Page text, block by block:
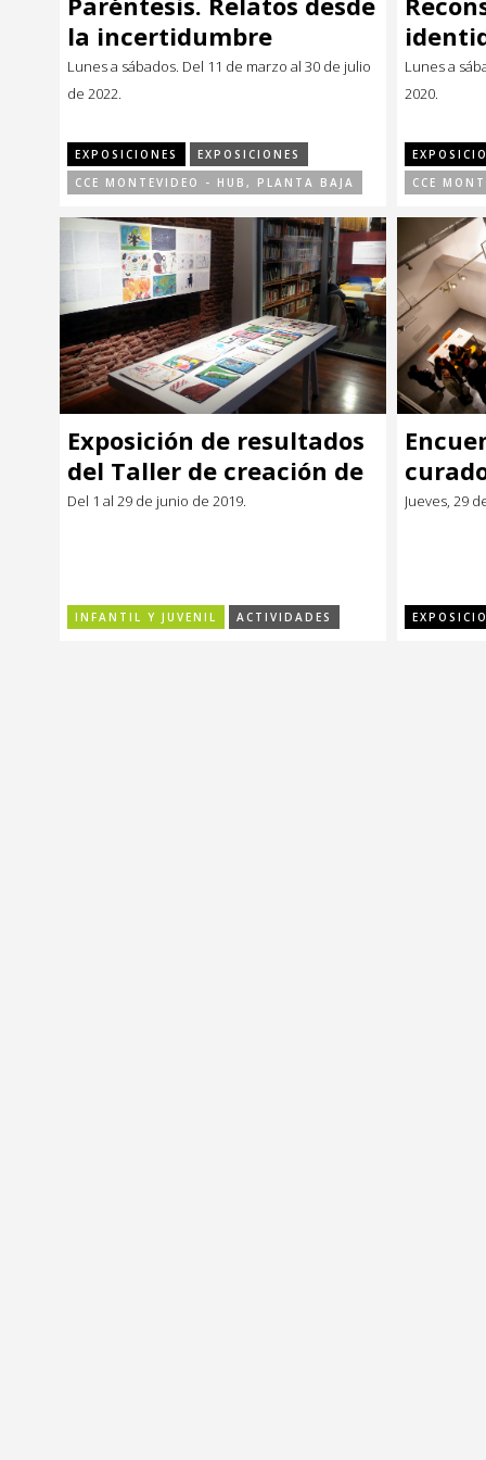
Música
Música
Sin categoríaSin categoría
la incertidumbre
Lunes a sábados. Del 11 de marzo al 30 de julio
de 2022.
EXPOSICIONES
EXPOSICIONES
CCE MONTEVIDEO - HUB, PLANTA BAJA
Lunes a
2020.
CCE
Exposición de resultados
del Taller de creación de
libros objeto en la
Del 1 al 29 de junio de 2019.
INFANTIL Y JUVENIL ACTIVIDADES
la
Jueves, 29